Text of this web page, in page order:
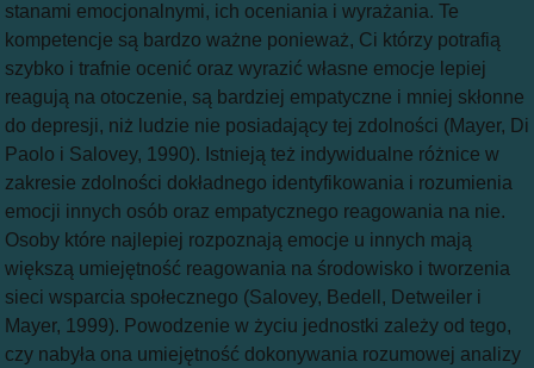
stanami emocjonalnymi, ich oceniania i wyrażania. Te
kompetencje są bardzo ważne ponieważ, Ci którzy potrafią
szybko i trafnie ocenić oraz wyrazić własne emocje lepiej
reagują na otoczenie, są bardziej empatyczne i mniej skłonne
do depresji, niż ludzie nie posiadający tej zdolności (Mayer, Di
Paolo i Salovey, 1990). Istnieją też indywidualne różnice w
zakresie zdolności dokładnego identyfikowania i rozumienia
emocji innych osób oraz empatycznego reagowania na nie.
Osoby które najlepiej rozpoznają emocje u innych mają
większą umiejętność reagowania na środowisko i tworzenia
sieci wsparcia społecznego (Salovey, Bedell, Detweiler i
Mayer, 1999). Powodzenie w życiu jednostki zależy od tego,
czy nabyła ona umiejętność dokonywania rozumowej analizy